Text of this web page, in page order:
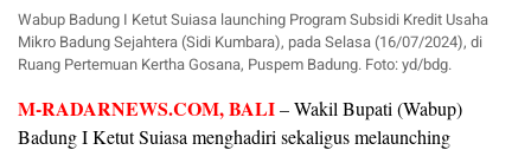
Wabup Badung I Ketut Suiasa launching Program Subsidi Kredit Usaha
Mikro Badung Sejahtera (Sidi Kumbara), pada Selasa (16/07/2024), di
Ruang Pertemuan Kertha Gosana, Puspem Badung. Foto: yd/bdg.
M-RADARNEWS.COM, BALI–Wakil Bupati (Wabup)
Badung I Ketut Suiasa menghadiri sekaligus melaunching